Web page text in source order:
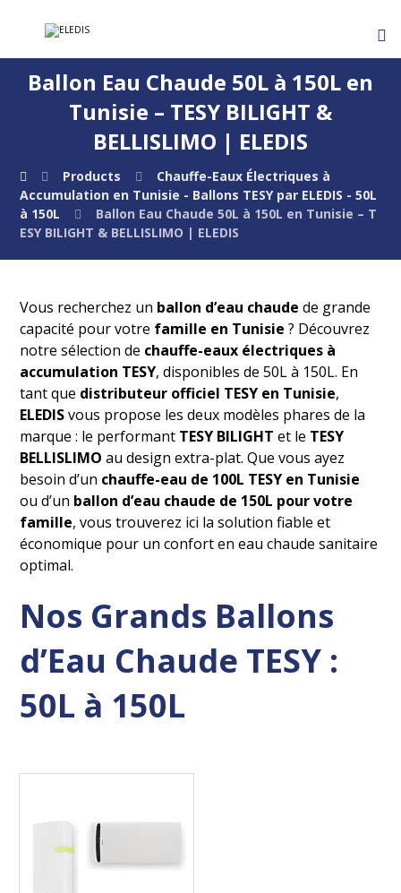
Ballon Eau Chaude 50L à 150L en
Tunisie – TESY BILIGHT &
BELLISLIMO | ELEDIS
Products
Chauffe-Eaux Électriques à
Accumulation en Tunisie - Ballons TESY par ELEDIS - 50L
à 150L
Ballon Eau Chaude 50L à 150L en Tunisie – T
ESY BILIGHT & BELLISLIMO | ELEDIS
Vous recherchez un ballon d’eau chaude de grande
capacité pour votre famille en Tunisie ? Découvrez
notre sélection de chauffe-eaux électriques à
accumulation TESY, disponibles de 50L à 150L. En
tant que distributeur officiel TESY en Tunisie,
ELEDISvous propose les deux modèles phares de la
marque : le performant TESY BILIGHT et le TESY
BELLISLIMO au design extra-plat. Que vous ayez
besoin d’un chauffe-eau de 100L TESY en Tunisie
ou d’un ballon d’eau chaude de 150L pour votre
famille, vous trouverez ici la solution fiable et
économique pour un confort en eau chaude sanitaire
optimal.
Nos Grands Ballons
d’Eau Chaude TESY :
50L à 150L